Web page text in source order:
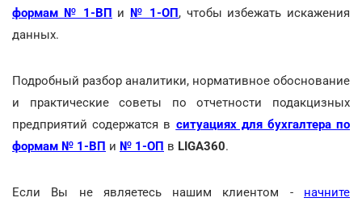
формам № 1-ВП и № 1-ОП, чтобы избежать искажения
данных.
Подробный разбор аналитики, нормативное обоснование
и практические советы по отчетности подакцизных
предприятий содержатся в ситуациях для бухгалтера по
формам № 1-ВП и № 1-ОП в LIGA360.
Если Вы не являетесь нашим клиентом - начните